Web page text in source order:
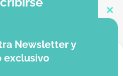
Newsletter y
exclusivo